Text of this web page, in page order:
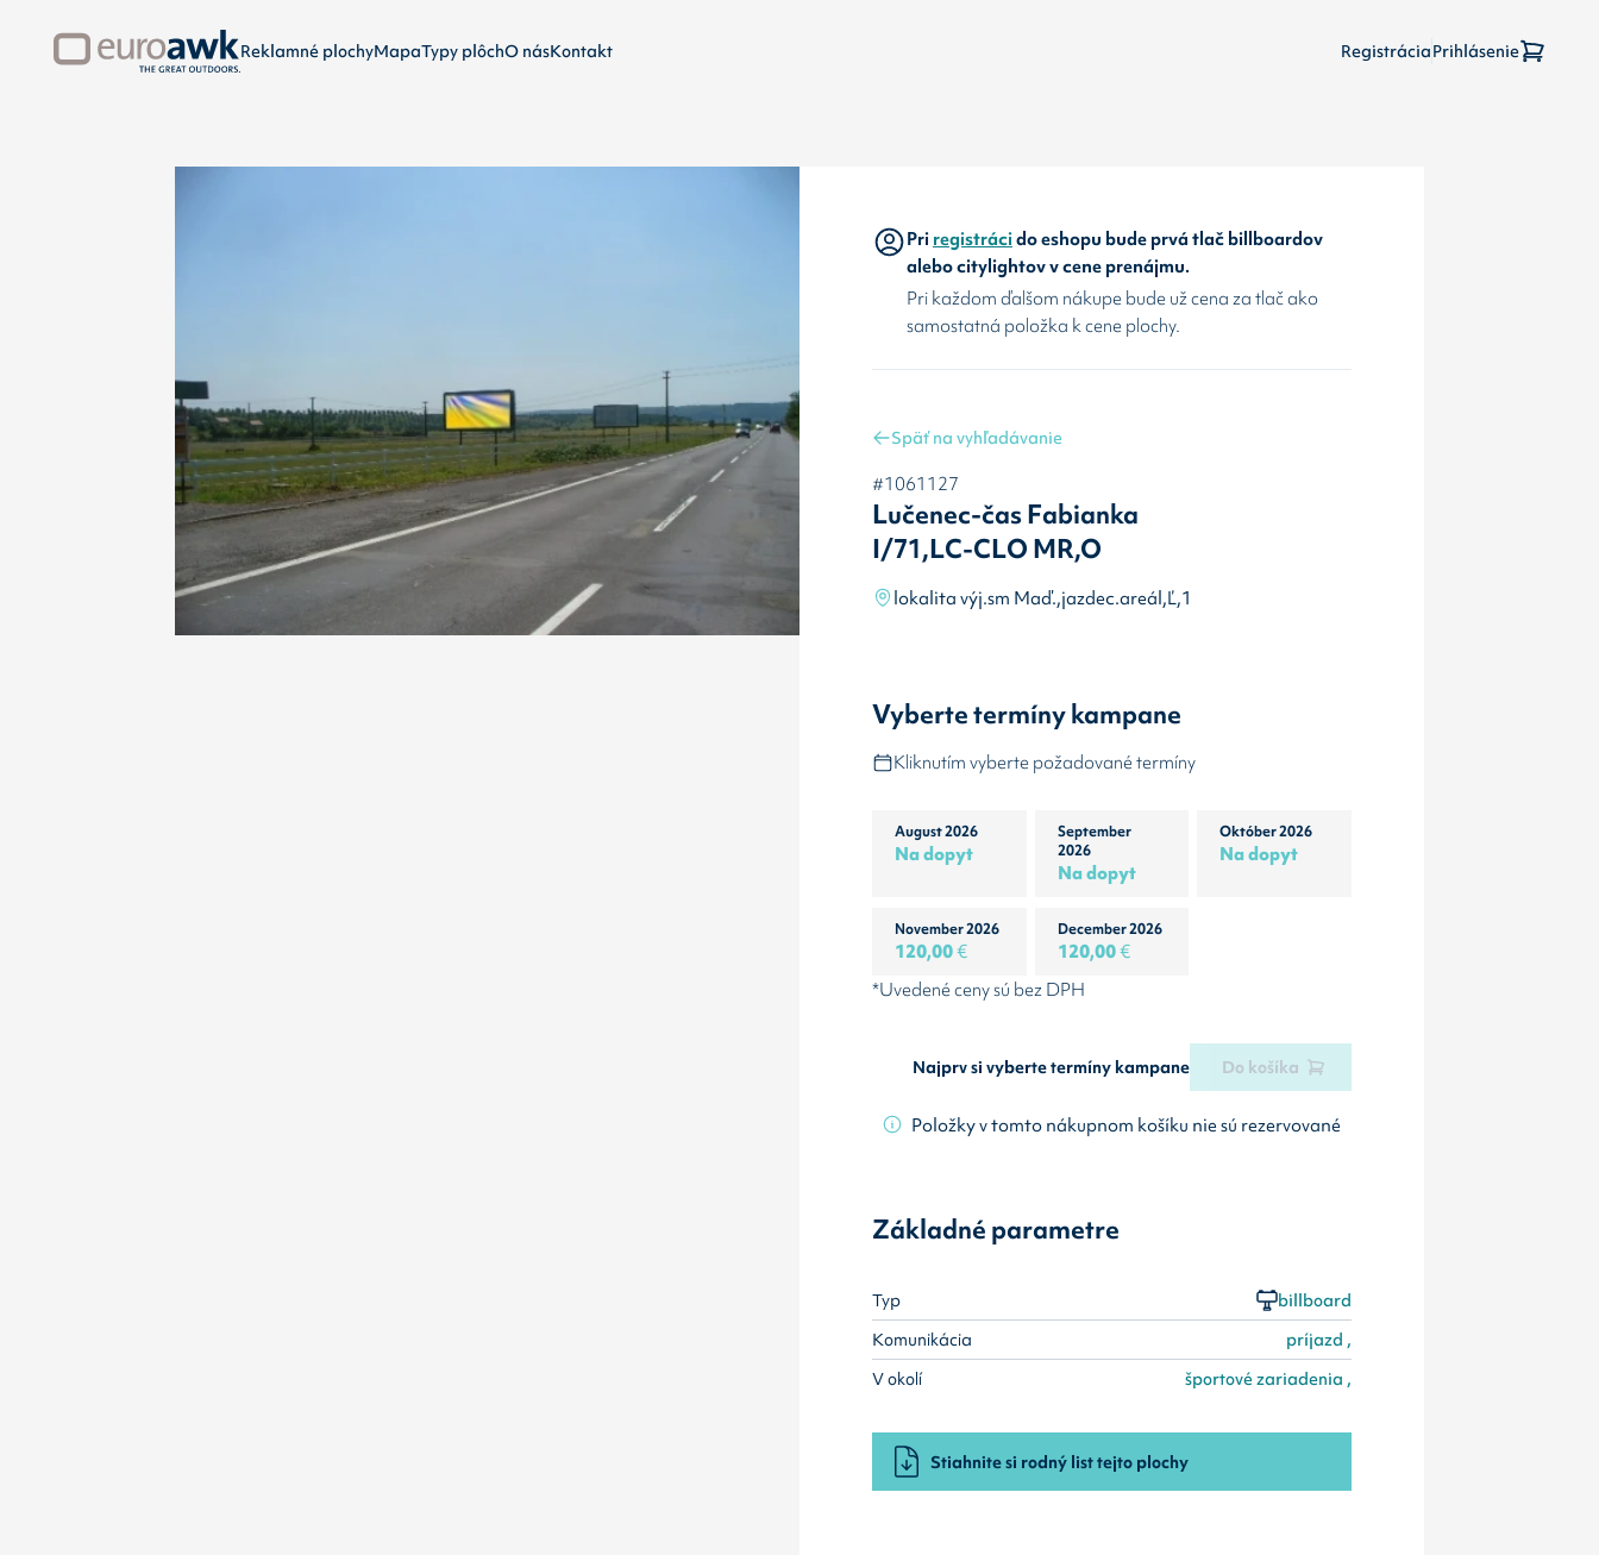
Reklamné plochyMapaTypy plôchO násKontakt RegistráciaPrihlásenie
Priregistrácido eshopu bude prvá tlač billboardov
alebo citylightov v cene prenájmu.
Pri každom ďalšom nákupe bude už cena za tlač ako
samostatná položka k cene plochy.
Späť na vyhľadávanie
#1061127
Lučenec-čas Fabianka
I/71,LC-CLO MR,O
lokalita výj.sm Maď.,jazdec.areál,Ľ,1
Vyberte termíny kampane
Kliknutím vyberte požadované termíny
August 2026
Na dopyt
September
2026
Na dopyt
Október 2026
Na dopyt
November 2026
120,00€
December 2026
120,00€
*Uvedené ceny sú bez DPH
Najprv si vyberte termíny kampane Do košíka
Položky v tomto nákupnom košíku nie sú rezervované
Základné parametre
Typ
billboard
Komunikácia
príjazd ,
V okolí
športové zariadenia ,
Stiahnite si rodný list tejto plochy